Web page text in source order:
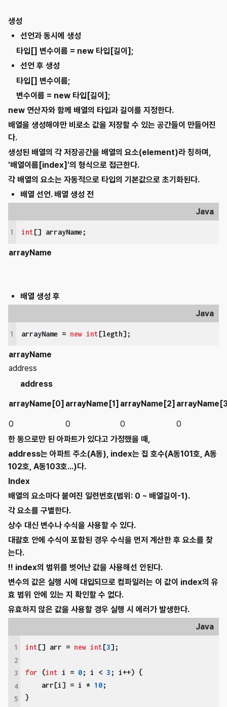
생성
선언과 동시에 생성
타입[] 변수이름 = new 타입[길이];
선언 후 생성
타입[] 변수이름;
변수이름 = new 타입[길이];
new 연산자와 함께 배열의 타입과 길이를 지정한다.
배열을 생성해야만 비로소 값을 저장할 수 있는 공간들이 만들어진
다.
생성된 배열의 각 저장공간을 배열의 요소(element)라 칭하며,
'배열이름[index]'의 형식으로 접근한다.
각 배열의 요소는 자동적으로 타입의 기본값으로 초기화된다.
배열 선언. 배열 생성 전
Java
1 int[] arrayName;
arrayName
배열 생성 후
Java
1 arrayName = new int[legth];
arrayName
address
address
arrayName[0] arrayName[1] arrayName[2]
0 0 0
0
한 동으로만 된 아파트가 있다고 가정했을 때,
address는 아파트 주소(A동), index는 집 호수(A동101호, A동
102호, A동103호...)다.
Index
배열의 요소마다 붙여진 일련번호(범위: 0 ~ 배열길이-1).
각 요소를 구별한다.
상수 대신 변수나 수식을 사용할 수 있다.
대괄호 안에 수식이 포함된 경우 수식을 먼저 계산한 후 요소를 찾
는다.
!! index의 범위를 벗어난 값을 사용해선 안된다.
변수의 값은 실행 시에 대입되므로 컴파일러는 이 값이 index의 유
효 범위 안에 있는 지 확인할 수 없다.
유효하지 않은 값을 사용할 경우 실행 시 에러가 발생한다.
Java
1
2
3
4
5
int[] arr = new int[3];
for (int i = 0; i < 3 ; i++) {
    arr[i] = i *
10;
}